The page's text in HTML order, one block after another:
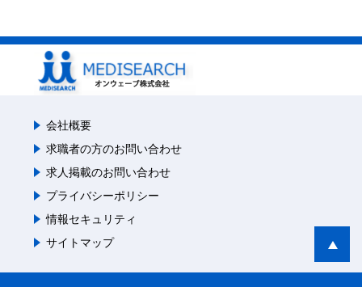
会社概要
求職者の方のお問い合わせ
求人掲載のお問い合わせ
プライバシーポリシー
情報セキュリティ
サイトマップ